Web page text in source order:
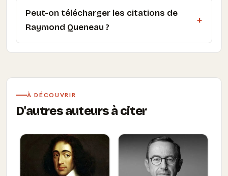
Peut-on télécharger les citations de
Raymond Queneau ?
À DÉCOUVRIR
D'autres auteurs à citer